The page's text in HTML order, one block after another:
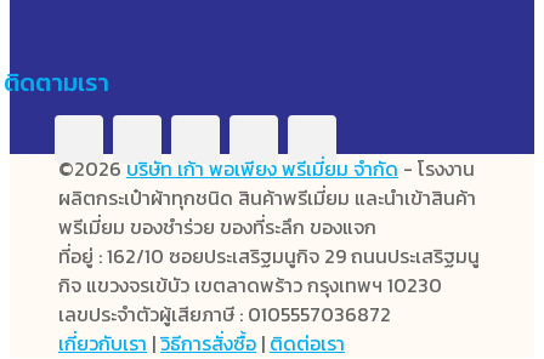
ติดตามเรา
©2026 บริษัท เก้า พอเพียง พรีเมี่ยม จำกัด - โรงงาน
ผลิตกระเป๋าผ้าทุกชนิด สินค้าพรีเมี่ยม และนำเข้าสินค้า
พรีเมี่ยม ของชำร่วย ของที่ระลึก ของแจก
ที่อยู่ : 162/10 ซอยประเสริฐมนูกิจ 29 ถนนประเสริฐมนู
กิจ แขวงจรเข้บัว เขตลาดพร้าว กรุงเทพฯ 10230
เลขประจำตัวผู้เสียภาษี : 0105557036872
เกี่ยวกับเรา |วิธีการสั่งซื้อ | ติดต่อเรา